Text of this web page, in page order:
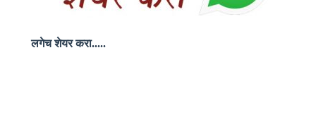
लगेच शेयर करा.....